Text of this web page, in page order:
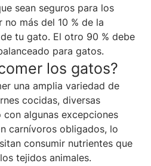
sean seguros para los
más del 10 % de la
tu gato. El otro 90 % debe
para gatos.
los gatos?
una amplia variedad de
cocidas, diversas
algunas excepciones
carnívoros obligados, lo
consumir nutrientes que
tejidos animales.